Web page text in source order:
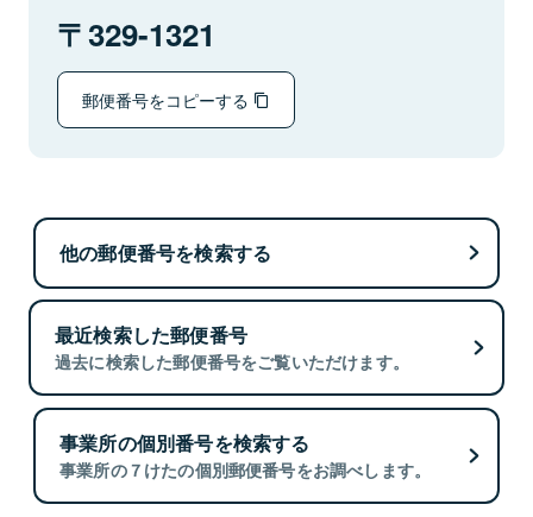
329-1321
郵便番号をコピーする
他の郵便番号を検索する
最近検索した郵便番号
過去に検索した郵便番号をご覧いただけます。
事業所の個別番号を検索する
事業所の７けたの個別郵便番号をお調べします。